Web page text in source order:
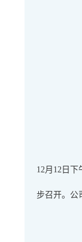
12月12日
步召开。公